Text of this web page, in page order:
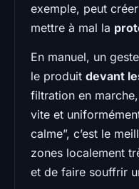
exemple, peut
mettre à mal la
En manuel, un
le produit devant
filtration en
vite et
calme”, c’est le
zones localement
et de faire souffrir